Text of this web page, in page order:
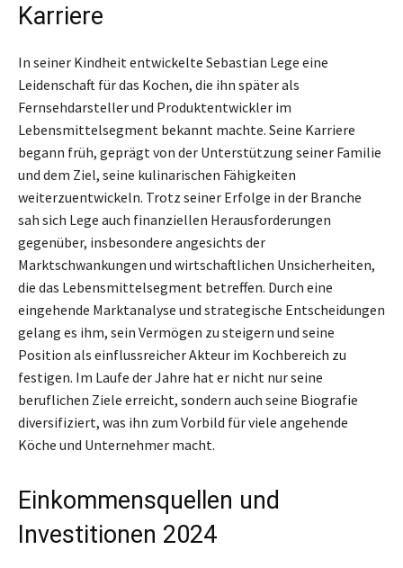
Karriere
In seiner Kindheit entwickelte Sebastian Lege eine
Leidenschaft für das Kochen, die ihn später als
Fernsehdarsteller und Produktentwickler im
Lebensmittelsegment bekannt machte. Seine Karriere
begann früh, geprägt von der Unterstützung seiner Familie
und dem Ziel, seine kulinarischen Fähigkeiten
weiterzuentwickeln. Trotz seiner Erfolge in der Branche
sah sich Lege auch finanziellen Herausforderungen
gegenüber, insbesondere angesichts der
Marktschwankungen und wirtschaftlichen Unsicherheiten,
die das Lebensmittelsegment betreffen. Durch eine
eingehende Marktanalyse und strategische Entscheidungen
gelang es ihm, sein Vermögen zu steigern und seine
Position als einflussreicher Akteur im Kochbereich zu
festigen. Im Laufe der Jahre hat er nicht nur seine
beruflichen Ziele erreicht, sondern auch seine Biografie
diversifiziert, was ihn zum Vorbild für viele angehende
Köche und Unternehmer macht.
Einkommensquellen und
Investitionen 2024